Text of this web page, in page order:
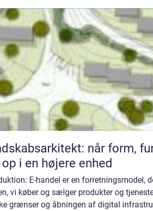
når form,
i en højere enhed
E-handel er en forretningsmodel,
vi køber og sælger produkter og
grænser og åbningen af digital